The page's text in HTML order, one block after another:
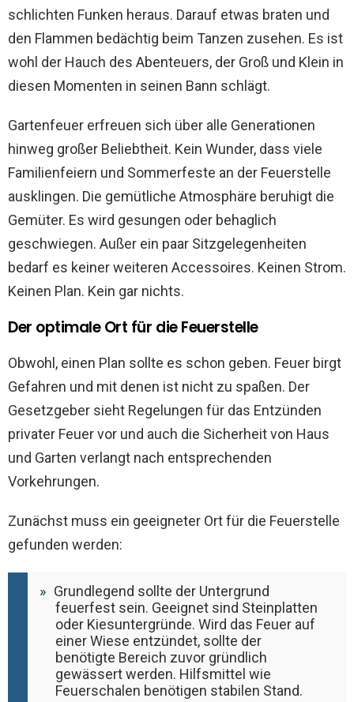
schlichten Funken heraus. Darauf etwas braten und
den Flammen bedächtig beim Tanzen zusehen. Es ist
wohl der Hauch des Abenteuers, der Groß und Klein in
diesen Momenten in seinen Bann schlägt.
Gartenfeuer erfreuen sich über alle Generationen
hinweg großer Beliebtheit. Kein Wunder, dass viele
Familienfeiern und Sommerfeste an der Feuerstelle
ausklingen. Die gemütliche Atmosphäre beruhigt die
Gemüter. Es wird gesungen oder behaglich
geschwiegen. Außer ein paar Sitzgelegenheiten
bedarf es keiner weiteren Accessoires. Keinen Strom.
Keinen Plan. Kein gar nichts.
Der optimale Ort für die Feuerstelle
Obwohl, einen Plan sollte es schon geben. Feuer birgt
Gefahren und mit denen ist nicht zu spaßen. Der
Gesetzgeber sieht Regelungen für das Entzünden
privater Feuer vor und auch die Sicherheit von Haus
und Garten verlangt nach entsprechenden
Vorkehrungen.
Zunächst muss ein geeigneter Ort für die Feuerstelle
gefunden werden:
Grundlegend sollte der Untergrund
feuerfest sein. Geeignet sind Steinplatten
oder Kiesuntergründe. Wird das Feuer auf
einer Wiese entzündet, sollte der
benötigte Bereich zuvor gründlich
gewässert werden. Hilfsmittel wie
Feuerschalen benötigen stabilen Stand.